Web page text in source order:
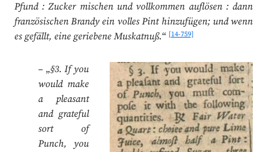
Pfund : Zucker mischen und vollkommen auflösen : dann
französischen Brandy ein volles Pint hinzufügen; und wenn
es gefällt, eine geriebene Muskatnuß.“[14-759]
– „§3. If you
would make
a pleasant
and grateful
sort of
Punch, you